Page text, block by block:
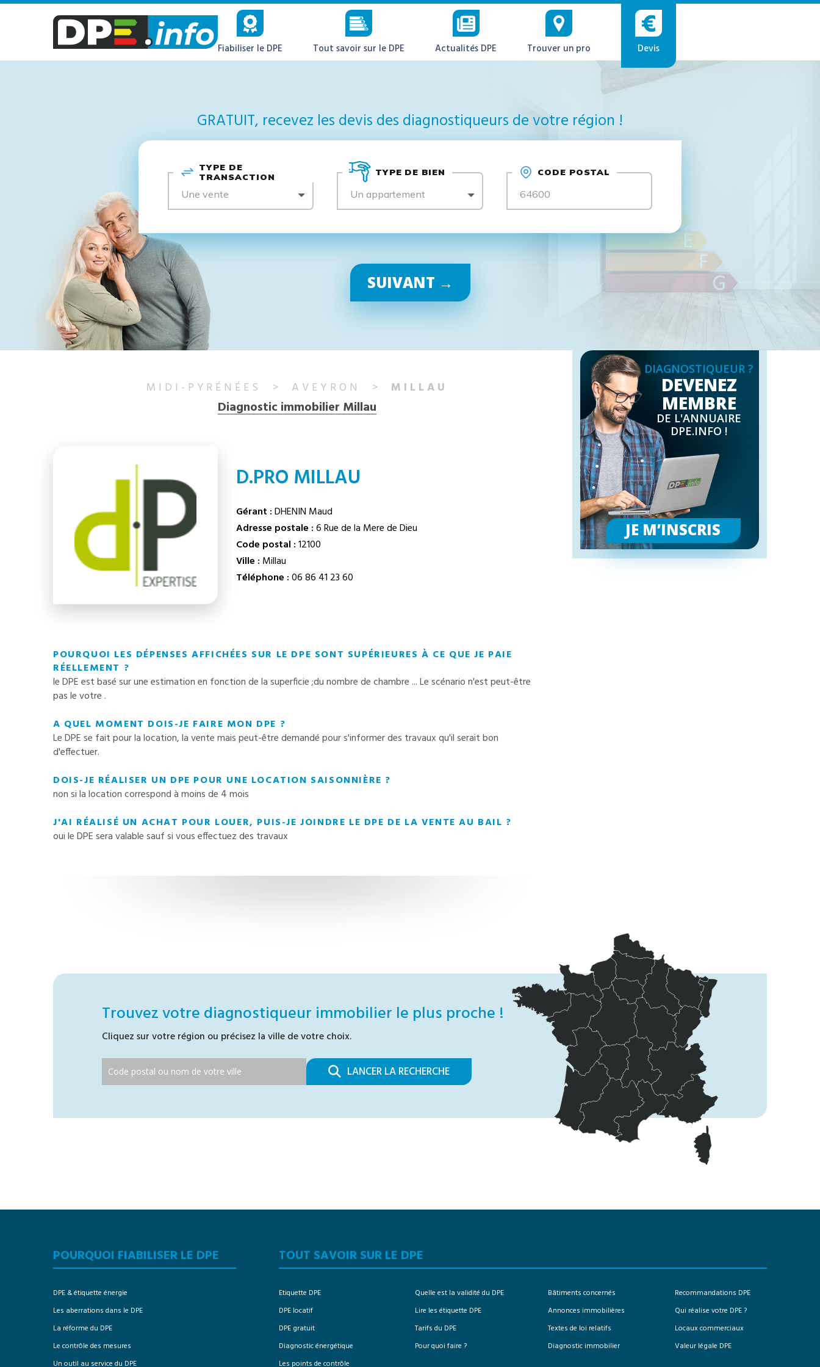
Fiabiliser le DPE Tout savoir sur le DPE Actualités DPE Trouver un pro Devis
GRATUIT, recevez les devis des diagnostiqueurs de votre région !
TYPE DE
TRANSACTION
Une vente
TYPE DE BIEN
Un appartement
CODE POSTAL
SUIVANT →
MIDI-PYRÉNÉES AVEYRON MILLAU
Diagnostic immobilier Millau
D.PRO MILLAU
Gérant :DHENIN Maud
Adresse postale :6 Rue de la Mere de Dieu
Code postal :12100
Ville : Millau
Téléphone :06 86 41 23 60
POURQUOI LES DÉPENSES AFFICHÉES SUR LE DPE SONT SUPÉRIEURES À CE QUE JE PAIE
RÉELLEMENT ?
le DPE est basé sur une estimation en fonction de la superficie ;du nombre de chambre ... Le scénario n'est peut-être
pas le votre .
A QUEL MOMENT DOIS-JE FAIRE MON DPE ?
Le DPE se fait pour la location, la vente mais peut-être demandé pour s'informer des travaux qu'il serait bon
d'effectuer.
DOIS-JE RÉALISER UN DPE POUR UNE LOCATION SAISONNIÈRE ?
non si la location correspond à moins de 4 mois
J'AI RÉALISÉ UN ACHAT POUR LOUER, PUIS-JE JOINDRE LE DPE DE LA VENTE AU BAIL ?
oui le DPE sera valable sauf si vous effectuez des travaux
DIAGNOSTIQUEUR ?
DEVENEZ
MEMBRE
DE L'ANNUAIRE
DPE.INFO !
JE M’INSCRIS
Trouvez votre diagnostiqueur immobilier le plus proche !
Cliquez sur votre région ou précisez la ville de votre choix.
LANCER LA RECHERCHE
POURQUOI FIABILISER LE DPE
DPE & étiquette énergie
Les aberrations dans le DPE
La réforme du DPE
Le contrôle des mesures
Un outil au service du DPE
TOUT SAVOIR SUR LE DPE
Etiquette DPE
DPE locatif
DPE gratuit
Diagnostic énergétique
Les points de contrôle
Quelle est la validité du DPE
Lire les étiquette DPE
Tarifs du DPE
Pour quoi faire ?
Bâtiments concernés
Annonces immobilières
Textes de loi relatifs
Diagnostic immobilier
Recommandations DPE
Qui réalise votre DPE ?
Locaux commerciaux
Valeur légale DPE